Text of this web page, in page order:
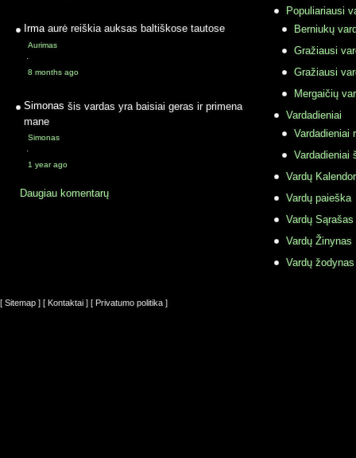
Irma aurė reiškia auksas baltiškose tautose
Aurimas
·
8 months ago
Simonas šis vardas yra baisiai geras ir primena
mane
Simonas
·
1 year ago
Daugiau komentarų
Populiariausi
Berniukų
Gražiausi
Gražiausi
Mergaičių
Vardadieniai
Vardadieniai
Vardadieniai
Vardų
Vardų paieška
Vardų Sąrašas
Vardų Žinynas
Vardų
[ Sitemap ] [ Kontaktai ] [ Privatumo politika ]